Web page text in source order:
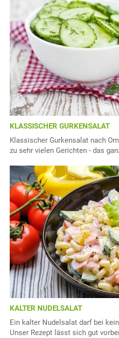
KLASSISCHER GURKENSALAT
Klassischer Gurkensalat nach
zu sehr vielen Gerichten - das
KALTER NUDELSALAT
Ein kalter Nudelsalat darf bei
Unser Rezept lässt sich gut